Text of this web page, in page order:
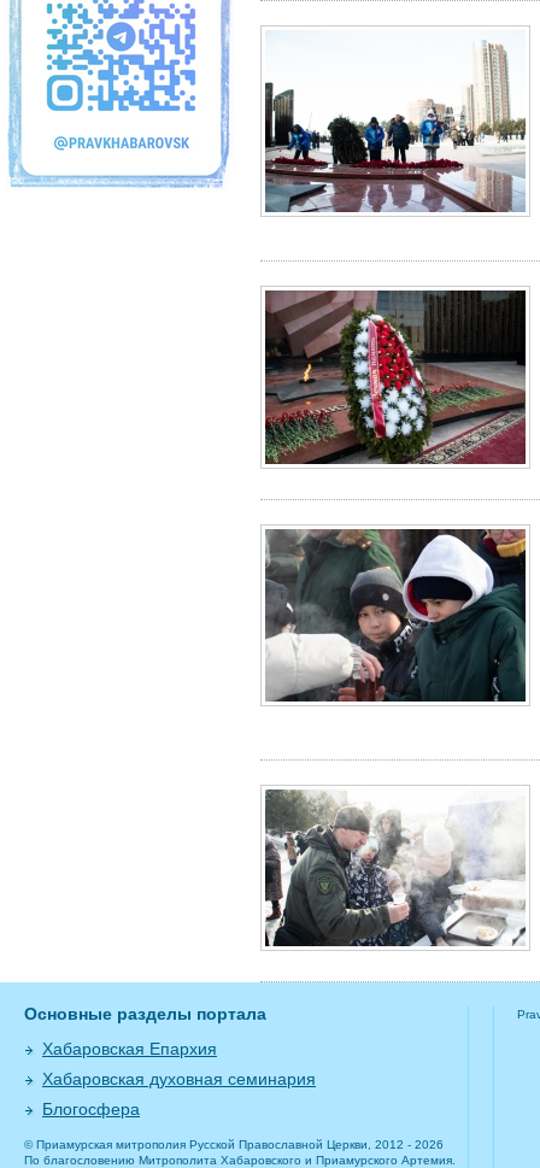
Основные разделы портала
Хабаровская Епархия
Хабаровская духовная семинария
Блогосфера
© Приамурская митрополия Русской Православной Церкви, 2012 - 2026
По благословению Митрополита Хабаровского и Приамурского Артемия.